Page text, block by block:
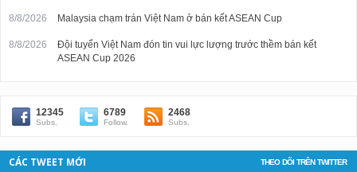
8/8/2026 Malaysia chạm trán Việt Nam ở bán kết ASEAN Cup
8/8/2026
Đội tuyển Việt Nam đón tin vui lực lượng trước thềm bán kết
ASEAN Cup 2026
12345
Subs.
6789
Follow.
2468
Subs.
THEO DÕI TRÊN TWITTER
CÁC TWEET MỚI